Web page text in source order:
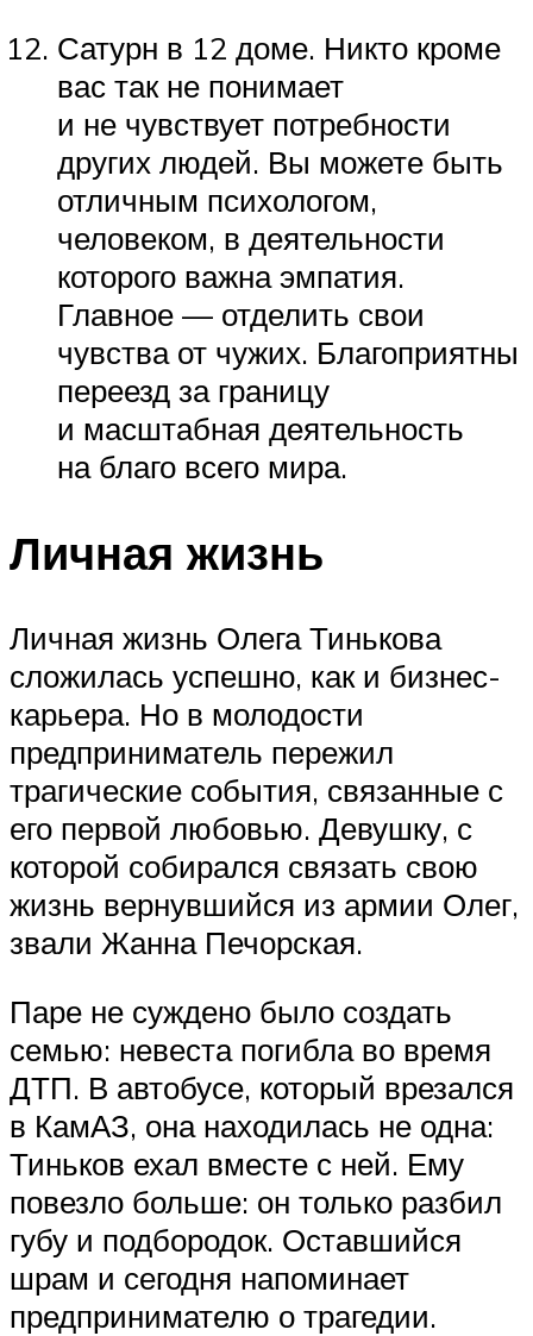
Сатурн в 12 доме. Никто кроме
вас так не понимает
и не чувствует потребности
других людей. Вы можете быть
отличным психологом,
человеком, в деятельности
которого важна эмпатия.
Главное — отделить свои
чувства от чужих. Благоприятны
переезд за границу
и масштабная деятельность
на благо всего мира.
Личная жизнь
Личная жизнь Олега Тинькова
сложилась успешно, как и бизнес-
карьера. Но в молодости
предприниматель пережил
трагические события, связанные с
его первой любовью. Девушку, с
которой собирался связать свою
жизнь вернувшийся из армии Олег,
звали Жанна Печорская.
Паре не суждено было создать
семью: невеста погибла во время
ДТП. В автобусе, который врезался
в КамАЗ, она находилась не одна:
Тиньков ехал вместе с ней. Ему
повезло больше: он только разбил
губу и подбородок. Оставшийся
шрам и сегодня напоминает
предпринимателю о трагедии.